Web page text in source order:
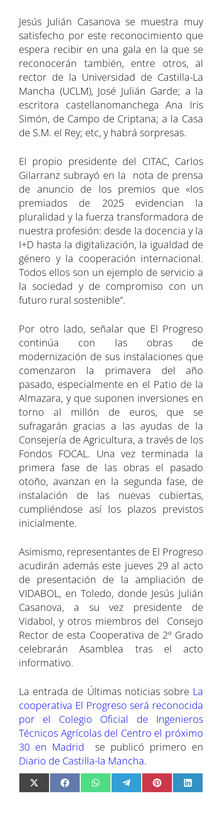
Jesús Julián Casanova se muestra muy
satisfecho por este reconocimiento que
espera recibir en una gala en la que se
reconocerán también, entre otros, al
rector de la Universidad de Castilla-La
Mancha (UCLM), José Julián Garde; a la
escritora castellanomanchega Ana Iris
Simón, de Campo de Criptana; a la Casa
de S.M. el Rey; etc, y habrá sorpresas.
El propio presidente del CITAC, Carlos
Gilarranz subrayó en la nota de prensa
de anuncio de los premios que «los
premiados de 2025 evidencian la
pluralidad y la fuerza transformadora de
nuestra profesión: desde la docencia y la
I+D hasta la digitalización, la igualdad de
género y la cooperación internacional.
Todos ellos son un ejemplo de servicio a
la sociedad y de compromiso con un
futuro rural sostenible”.
Por otro lado, señalar que El Progreso
continúa con las obras de
modernización de sus instalaciones que
comenzaron la primavera del año
pasado, especialmente en el Patio de la
Almazara, y que suponen inversiones en
torno al millón de euros, que se
sufragarán gracias a las ayudas de la
Consejería de Agricultura, a través de los
Fondos FOCAL. Una vez terminada la
primera fase de las obras el pasado
otoño, avanzan en la segunda fase, de
instalación de las nuevas cubiertas,
cumpliéndose así los plazos previstos
inicialmente.
Asimismo, representantes de El Progreso
acudirán además este jueves 29 al acto
de presentación de la ampliación de
VIDABOL, en Toledo, donde Jesús Julián
Casanova, a su vez presidente de
Vidabol, y otros miembros del Consejo
Rector de esta Cooperativa de 2º Grado
celebrarán Asamblea tras el acto
informativo.
La entrada de Últimas noticias sobre La
cooperativa El Progreso será reconocida
por el Colegio Oficial de Ingenieros
Técnicos Agrícolas del Centro el próximo
30 en Madrid
se publicó primero en
Diario de Castilla-la Mancha.
C
o
X
(
C
o
F
a
C
o
W
h
C
o
e
C
o
P
i
C
o
L
i